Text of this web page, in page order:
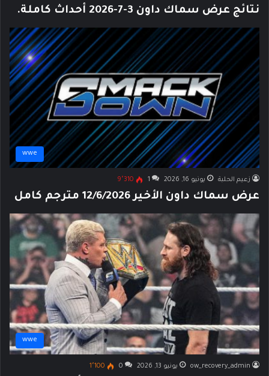
نتائج عرض سماك داون 3-7-2026 أحداث كاملة.
wwe
زعيم الحلبة يونيو 16, 2026 1 9٬310
عرض سماك داون الأخير 12/6/2026 مترجم كامل
wwe
ow_recovery_admin يونيو 13, 2026 0 1٬100